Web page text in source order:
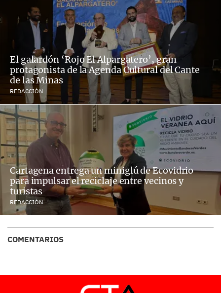
El galardón ‘Rojo El Alpargatero’, gran
protagonista de la Agenda Cultural del Cante
de las Minas
REDACCIÓN
Cartagena entrega un miniglú de Ecovidrio
para impulsar el reciclaje entre vecinos y
turistas
REDACCIÓN
COMENTARIOS